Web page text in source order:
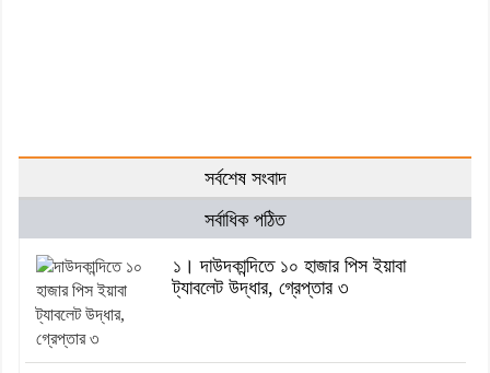
সর্বশেষ সংবাদ
সর্বাধিক পঠিত
১। দাউদকান্দিতে ১০ হাজার পিস ইয়াবা
ট্যাবলেট উদ্ধার, গ্রেপ্তার ৩